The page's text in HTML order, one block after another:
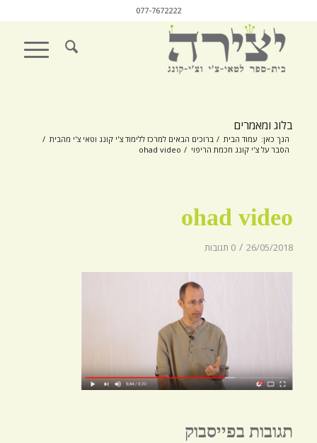
077-7672222
בלוג ומאמרים
הנך כאן: עמוד הבית / ברוכים הבאים למרכז ללימוד צ'י קונג וטאי צ'י מהבית /
הסבר על צ'י קונג חכמת הריפוי /
ohad video
ohad video
26/05/2018
/ 0 תגובות
תגובות בפייסבוק